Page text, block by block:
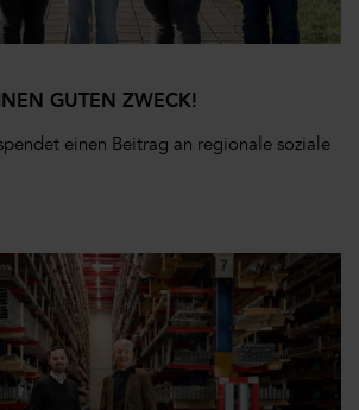
GUTEN ZWECK!
einen Beitrag an regionale soziale